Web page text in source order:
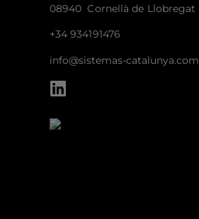
08940 Cornellà de Llobregat
+34 934191476
info@sistemas-catalunya.com